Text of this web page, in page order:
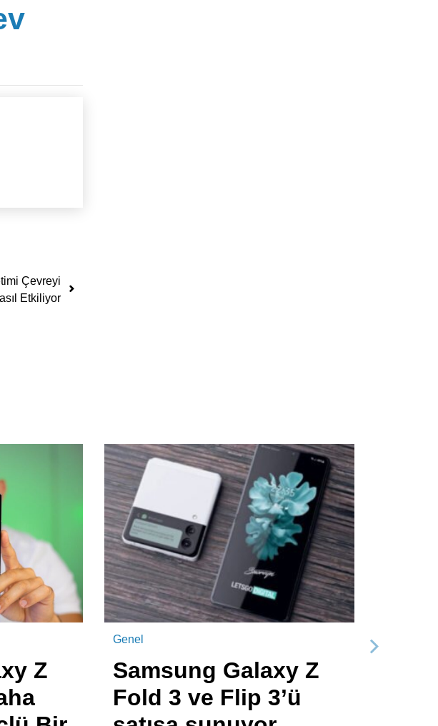
Çevreyi
Etkiliyor
Z
Genel
Samsung Galaxy Z
Fold 3 ve Flip 3’ü
Sonraki